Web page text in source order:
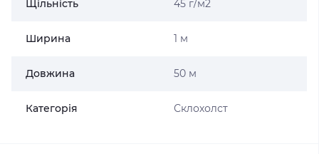
Щільність 45 г/м2
Ширина 1 м
Довжина 50 м
Категорія Склохолст